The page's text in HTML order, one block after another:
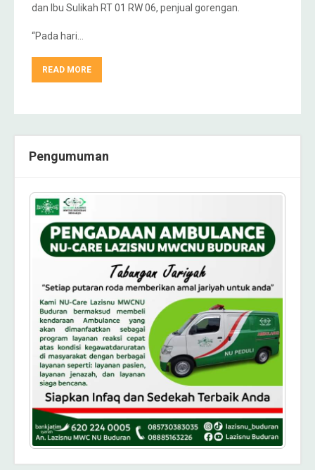
dan Ibu Sulikah RT 01 RW 06, penjual gorengan.
“Pada hari…
READ MORE
Pengumuman